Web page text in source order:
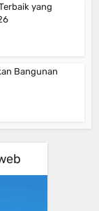
yang
Bangunan